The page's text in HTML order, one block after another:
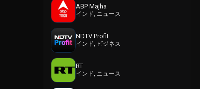
エリトリア
オーストラリア
オーストリア
オーランド諸島
オマーン
オランダ
ガーナ
ABP Majha
インド, ニュース
NDTV Profit
インド, ビジネス
RT
インド, ニュース